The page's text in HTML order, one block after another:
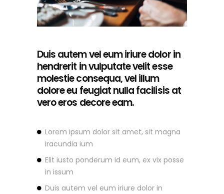
Duis autem vel eum iriure dolor in
hendrerit in vulputate velit esse
molestie consequa, vel illum
dolore eu feugiat nulla facilisis at
vero eros decore eam.
Lorem ipsum dolor sit amet, sit magna
iracundia ium
Elit iusto ponderum id eum, ex vix posse
in issum
Duis autem vel eum iriure dolor in